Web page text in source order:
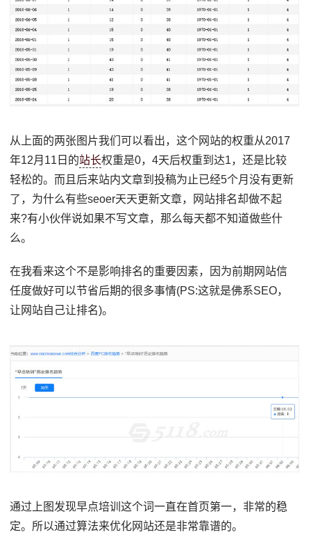
从上面的两张图片我们可以看出，这个网站的权重从2017
年12月11日的站长权重是0，4天后权重到达1，还是比较
轻松的。而且后来站内文章到投稿为止已经5个月没有更新
了，为什么有些seoer天天更新文章，网站排名却做不起
来?有小伙伴说如果不写文章，那么每天都不知道做些什
么。
在我看来这个不是影响排名的重要因素，因为前期网站信
任度做好可以节省后期的很多事情(PS:这就是佛系SEO，
让网站自己让排名)。
通过上图发现早点培训这个词一直在首页第一，非常的稳
定。所以通过算法来优化网站还是非常靠谱的。